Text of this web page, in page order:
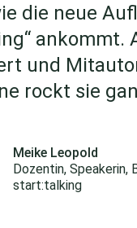
die neue
ankommt.
und
rockt sie
Meike Leopold
Dozentin, Speakerin,
start:talking